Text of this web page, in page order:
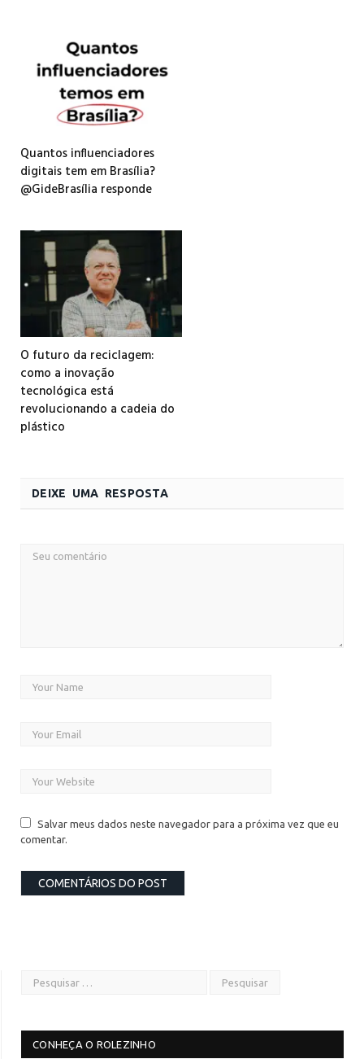
Quantos influenciadores
digitais tem em Brasília?
@GideBrasília responde
O futuro da reciclagem:
como a inovação
tecnológica está
revolucionando a cadeia do
plástico
DEIXE UMA RESPOSTA
Salvar meus dados neste navegador para a próxima vez que eu
comentar.
CONHEÇA O ROLEZINHO